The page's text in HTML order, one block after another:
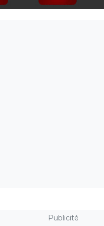
Publicité